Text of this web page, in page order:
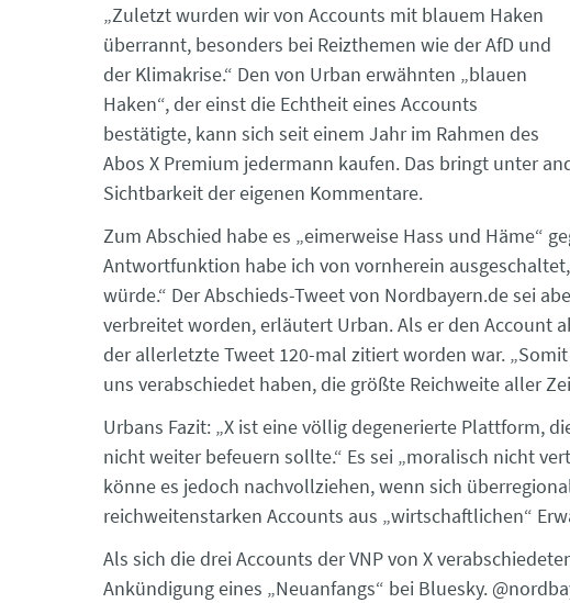
„Zuletzt wurden wir von Accounts mit blauem Haken
überrannt, besonders bei Reizthemen wie der AfD und
der Klimakrise.“ Den von Urban erwähnten „blauen
Haken“, der einst die Echtheit eines Accounts
bestätigte, kann sich seit einem Jahr im Rahmen des
Abos X Premium jedermann kaufen. Das bringt unter
Sichtbarkeit der eigenen Kommentare.
Zum Abschied habe es „eimerweise Hass und Häme“
Antwortfunktion habe ich von vornherein
würde.“ Der Abschieds-Tweet von Nordbayern.de sei
verbreitet worden, erläutert Urban. Als er den Account
der allerletzte Tweet 120-mal zitiert worden war.
uns verabschiedet haben, die größte Reichweite aller
Urbans Fazit: „X ist eine völlig degenerierte Plattform,
nicht weiter befeuern sollte.“ Es sei „moralisch nicht
könne es jedoch nachvollziehen, wenn sich
reichweitenstarken Accounts aus „wirtschaftlichen“
Als sich die drei Accounts der VNP von X
Ankündigung eines „Neuanfangs“ bei Bluesky.